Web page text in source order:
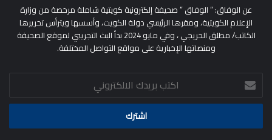
عن الوفاق: ” الوفاق ” صحيفة إلكترونية كويتية شاملة مرخصة من وزارة
الإعلام الكويتية، ومقرها الرئيسي دولة الكويت، وأسسها ويترأس تحريرها
الكاتب/ مطلق الحريجي ، وفي مايو 2024 بدأ البث التجريبي لموقع الصحيفة
ومنصاتها الإخبارية على مواقع التواصل المختلفة.
اكتب
بريدك
الالكتروني